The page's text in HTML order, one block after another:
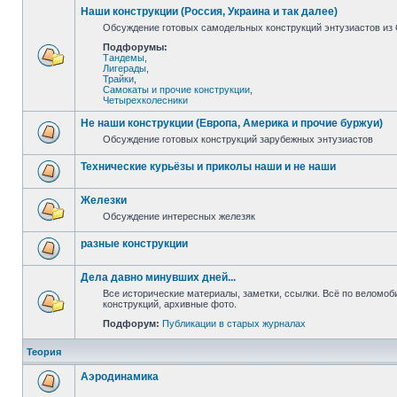
Наши конструкции (Россия, Украина и так далее)
Обсуждение готовых самодельных конструкций энтузиастов
Подфорумы:
Тандемы
Лигерады
Трайки
Самокаты и прочие конструкции
Четырехколесники
Не наши конструкции (Европа, Америка и прочие буржуи)
Обсуждение готовых конструкций зарубежных энтузиастов
Технические курьёзы и приколы наши и не наши
Железки
Обсуждение интересных железяк
разные конструкции
Дела давно минувших дней...
Все исторические материалы, заметки, ссылки. Всё по
конструкций, архивные фото.
Подфорум: Публикации в старых журналах
Теория
Аэродинамика